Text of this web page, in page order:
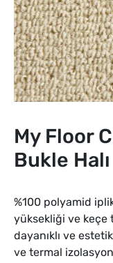
My Floor
Bukle Halı
%100 polyamid
yüksekliği ve keçe
dayanıklı ve
ve termal